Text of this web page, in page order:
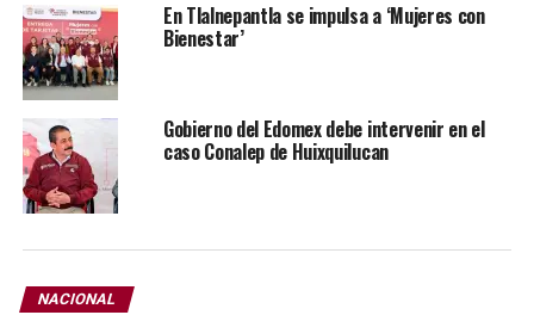
En Tlalnepantla se impulsa a ‘Mujeres con
Bienestar’
Gobierno del Edomex debe intervenir en el
caso Conalep de Huixquilucan
NACIONAL